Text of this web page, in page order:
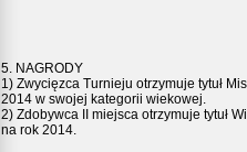
5. NAGRODY
1) Zwycięzca Turnieju otrzymuje tytuł
2014 w swojej kategorii wiekowej.
2) Zdobywca II miejsca otrzymuje tytuł
na rok 2014.